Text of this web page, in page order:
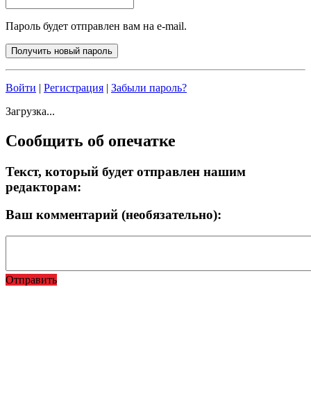
Пароль будет отправлен вам на e-mail.
Войти | Регистрация | Забыли пароль?
Загрузка...
Сообщить об опечатке
Текст, который будет отправлен нашим
редакторам:
Ваш комментарий (необязательно):
Отправить